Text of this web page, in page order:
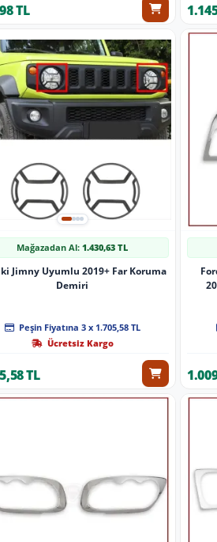
TL
Mağazadan Al:1.430,63 TL
Jimny Uyumlu 2019+ Far Koruma
Demiri
Peşin Fiyatına 3 x 1.705,58 TL
Ücretsiz Kargo
TL